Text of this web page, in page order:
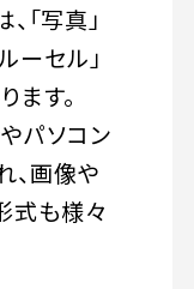
「写真」
ーセル」
ます。
パソコン
、画像や
式も様々